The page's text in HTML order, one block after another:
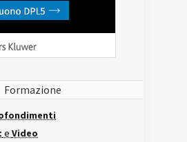
Formazione
e Video